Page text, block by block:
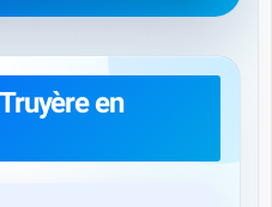
en